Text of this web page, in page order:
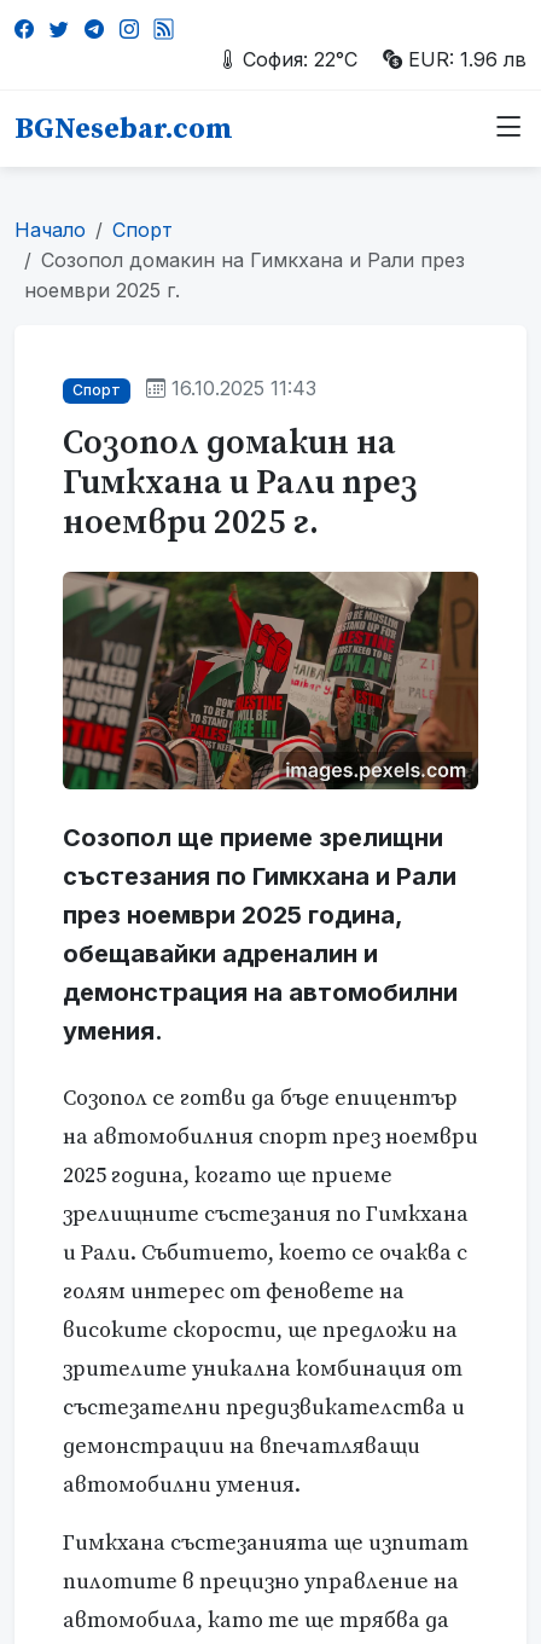
София: 22°C EUR: 1.96 лв
BGNesebar.com
Начало
Спорт
Созопол домакин на Гимкхана и Рали през
ноември 2025 г.
Спорт 16.10.2025 11:43
Созопол домакин на
Гимкхана и Рали през
ноември 2025 г.
Созопол ще приеме зрелищни
състезания по Гимкхана и Рали
през ноември 2025 година,
обещавайки адреналин и
демонстрация на автомобилни
умения.
Созопол се готви да бъде епицентър
на автомобилния спорт през ноември
2025 година, когато ще приеме
зрелищните състезания по Гимкхана
и Рали. Събитието, което се очаква с
голям интерес от феновете на
високите скорости, ще предложи на
зрителите уникална комбинация от
състезателни предизвикателства и
демонстрации на впечатляващи
автомобилни умения.
Гимкхана състезанията ще изпитат
пилотите в прецизно управление на
автомобила, като те ще трябва да